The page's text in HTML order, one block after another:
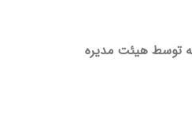
توسط هیئت مدیره